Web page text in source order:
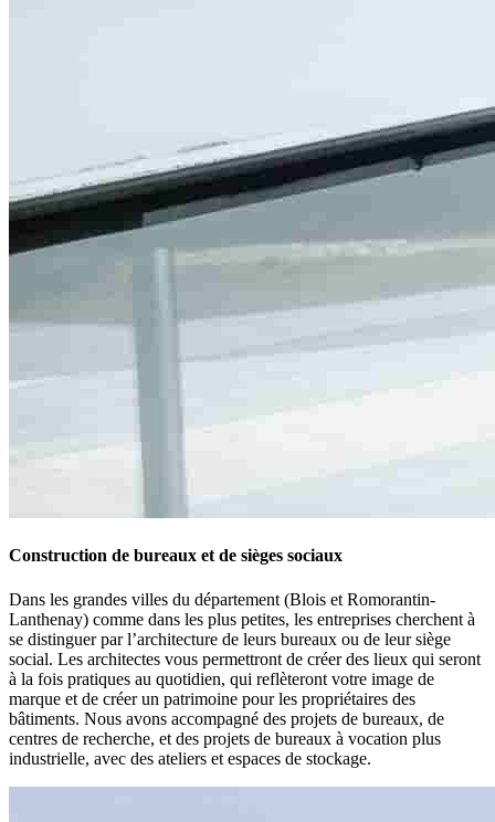
Construction de bureaux et de sièges sociaux
Dans les grandes villes du département (Blois et Romorantin-
Lanthenay) comme dans les plus petites, les entreprises cherchent à
se distinguer par l’architecture de leurs bureaux ou de leur siège
social. Les architectes vous permettront de créer des lieux qui seront
à la fois pratiques au quotidien, qui reflèteront votre image de
marque et de créer un patrimoine pour les propriétaires des
bâtiments. Nous avons accompagné des projets de bureaux, de
centres de recherche, et des projets de bureaux à vocation plus
industrielle, avec des ateliers et espaces de stockage.